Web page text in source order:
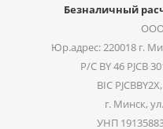
Безналичный
Юр.адрес: 220018 г.
Р/С BY 46 PJCB
BIC
г. Минск,
УНП